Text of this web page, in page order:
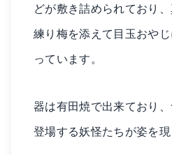
どが敷き詰められており
練り梅を添えて目玉おや
っています。
器は有田焼で出来ており
登場する妖怪たちが姿を現